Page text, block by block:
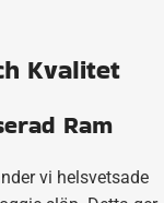
Kvalitet
Ram
vi helsvetsade